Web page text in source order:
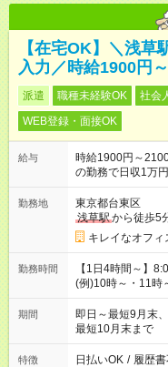
【在宅OK】＼浅草
入力／時給1900円
派遣 職種未経験OK 社会
WEB登録・面接OK
給与
時給1900円～
の勤務で日収1万
勤務地
東京都台東区
浅草駅から徒歩5
キレイなオフィ
勤務時間
【1日4時間～】
(例)10時～・11時
期間
即日～最短9月末
最短10月末まで
特徴 日払いOK / 履歴